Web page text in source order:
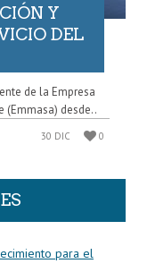
Y
DEL
de la Empresa
(Emmasa) desde..
30 DIC 0
para el